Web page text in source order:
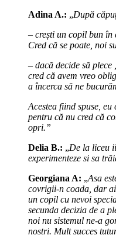
Adina A.: „După
– crești un copil bun în
Cred că se poate, noi
– dacă decide să
cred că avem vreo
a încerca să ne
Acestea fiind spuse, eu
pentru că nu cred că
opri.”
Delia B.: „De la liceu
experimenteze si sa
Georgiana A: „Asa
covrigii-n coada, dar
un copil cu nevoi
secunda decizia de a
noi nu sistemul ne-a
nostri. Mult succes